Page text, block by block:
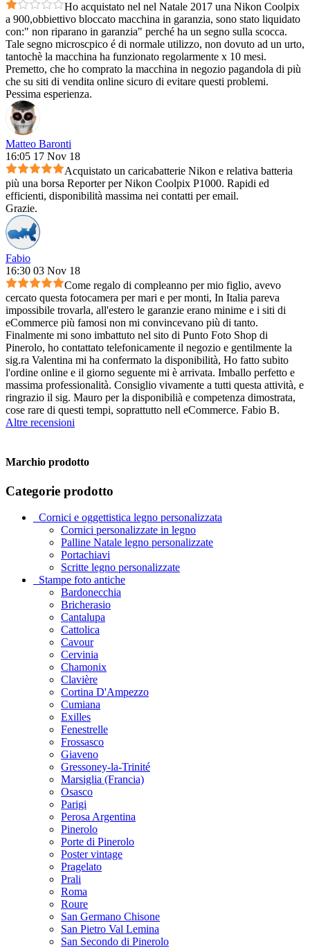
Ho acquistato nel nel Natale 2017 una Nikon Coolpix
a 900,obbiettivo bloccato macchina in garanzia, sono stato liquidato
con:" non riparano in garanzia" perché ha un segno sulla scocca.
Tale segno microscpico é di normale utilizzo, non dovuto ad un urto,
tantochè la macchina ha funzionato regolarmente x 10 mesi.
Premetto, che ho comprato la macchina in negozio pagandola di più
che su siti di vendita online sicuro di evitare questi problemi.
Pessima esperienza.
Matteo Baronti
16:05 17 Nov 18
Acquistato un caricabatterie Nikon e relativa batteria
più una borsa Reporter per Nikon Coolpix P1000. Rapidi ed
efficienti, disponibilità massima nei contatti per email.
Grazie.
Fabio
16:30 03 Nov 18
Come regalo di compleanno per mio figlio, avevo
cercato questa fotocamera per mari e per monti, In Italia pareva
impossibile trovarla, all'estero le garanzie erano minime e i siti di
eCommerce più famosi non mi convincevano più di tanto.
Finalmente mi sono imbattuto nel sito di Punto Foto Shop di
Pinerolo, ho contattato telefonicamente il negozio e gentilmente la
sig.ra Valentina mi ha confermato la disponibilità, Ho fatto subito
l'ordine online e il giorno seguente mi è arrivata. Imballo perfetto e
massima professionalità. Consiglio vivamente a tutti questa attività, e
ringrazio il sig. Mauro per la disponibilià e competenza dimostrata,
cose rare di questi tempi, soprattutto nell eCommerce. Fabio B.
Altre recensioni
Marchio prodotto
Categorie prodotto
_Cornici e oggettistica legno personalizzata
Cornici personalizzate in legno
Palline Natale legno personalizzate
Portachiavi
Scritte legno personalizzate
_Stampe foto antiche
Bardonecchia
Bricherasio
Cantalupa
Cattolica
Cavour
Cervinia
Chamonix
Clavière
Cortina D'Ampezzo
Cumiana
Exilles
Fenestrelle
Frossasco
Giaveno
Gressoney-la-Trinité
Marsiglia (Francia)
Osasco
Parigi
Perosa Argentina
Pinerolo
Porte di Pinerolo
Poster vintage
Pragelato
Prali
Roma
Roure
San Germano Chisone
San Pietro Val Lemina
San Secondo di Pinerolo